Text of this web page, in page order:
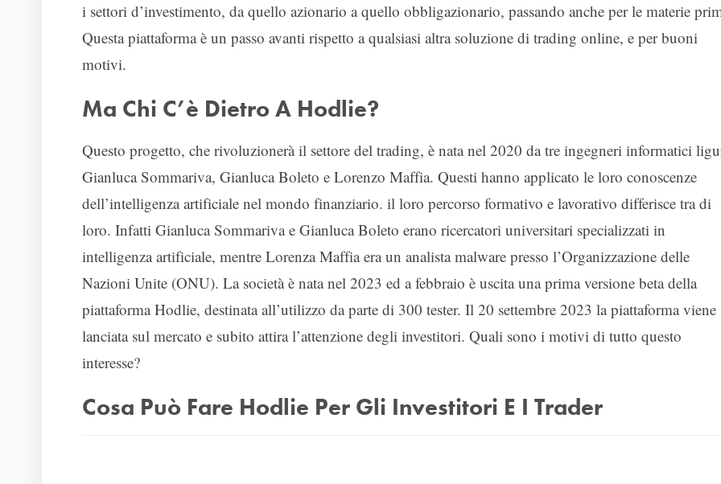
i settori d’investimento, da quello azionario a quello obbligazionario, passando anche per le materie
Questa piattaforma è un passo avanti rispetto a qualsiasi altra soluzione di trading online, e per buoni
motivi.
Ma Chi C’è Dietro A Hodlie?
Questo progetto, che rivoluzionerà il settore del trading, è nata nel 2020 da tre ingegneri informatici
Gianluca Sommariva, Gianluca Boleto e Lorenzo Maffia. Questi hanno applicato le loro conoscenze
dell’intelligenza artificiale nel mondo finanziario. il loro percorso formativo e lavorativo differisce tra di
loro. Infatti Gianluca Sommariva e Gianluca Boleto erano ricercatori universitari specializzati in
intelligenza artificiale, mentre Lorenza Maffia era un analista malware presso l’Organizzazione delle
Nazioni Unite (ONU). La società è nata nel 2023 ed a febbraio è uscita una prima versione beta della
piattaforma Hodlie, destinata all’utilizzo da parte di 300 tester. Il 20 settembre 2023 la piattaforma viene
lanciata sul mercato e subito attira l’attenzione degli investitori. Quali sono i motivi di tutto questo
interesse?
Cosa Può Fare Hodlie Per Gli Investitori E I Trader